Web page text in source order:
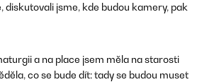
diskutovali jsme, kde budou kamery, pak
a na place jsem měla na starosti
co se bude dít: tady se budou muset